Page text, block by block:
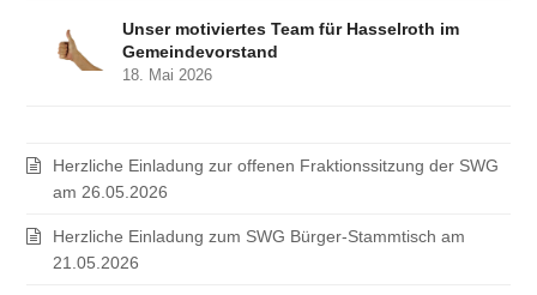
Unser motiviertes Team für Hasselroth im
Gemeindevorstand
18. Mai 2026
Herzliche Einladung zur offenen Fraktionssitzung der SWG
am 26.05.2026
Herzliche Einladung zum SWG Bürger-Stammtisch am
21.05.2026